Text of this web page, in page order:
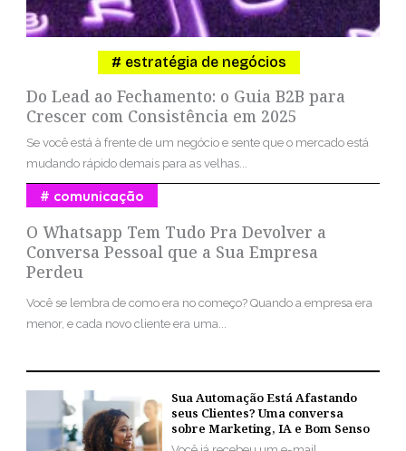
Do Lead ao Fechamento: o Guia B2B para
Crescer com Consistência em 2025
estratégia de negócios
Se você está à frente de um negócio e sente que o mercado está
mudando rápido demais para as velhas...
O Whatsapp Tem Tudo Pra Devolver a
Conversa Pessoal que a Sua Empresa
Perdeu
comunicação
Você se lembra de como era no começo? Quando a empresa era
menor, e cada novo cliente era uma...
Sua Automação Está Afastando
seus Clientes? Uma conversa
sobre Marketing, IA e Bom Senso